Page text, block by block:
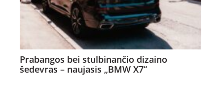
Prabangos bei stulbinančio dizaino
šedevras – naujasis „BMW X7“